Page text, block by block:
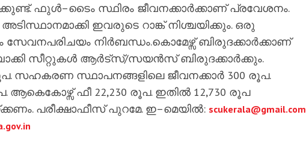
ഫുൾ–ടൈം സ്ഥിരം ജീവനക്കാർക്കാണ് പ്രവേശനം.
ഇവരുടെ റാങ്ക് നിശ്ചയിക്കും. ഒരു
സേവനപരിചയം നിർബന്ധം.കൊമേഴ്സ് ബിരുദക്കാർക്കാണ്
സീറ്റുകൾ ആർട്സ്/സയൻസ് ബിരുദക്കാർക്കും.
സഹകരണ സ്ഥാപനങ്ങളിലെ ജീവനക്കാർ 300 രൂപ.
ആകെകോഴ്സ് ഫീ 22,230 രൂപ. ഇതിൽ 12,730 രൂപ
പരീക്ഷാഫീസ് പുറമേ. ഇ–മെയിൽ: scukerala@gmail.com